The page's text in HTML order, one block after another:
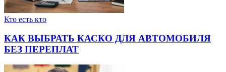
Кто есть кто
КАК ВЫБРАТЬ КАСКО ДЛЯ АВТОМОБИЛЯ
БЕЗ ПЕРЕПЛАТ